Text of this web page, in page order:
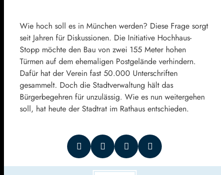
Wie hoch soll es in München werden? Diese Frage sorgt
seit Jahren für Diskussionen. Die Initiative Hochhaus-
Stopp möchte den Bau von zwei 155 Meter hohen
Türmen auf dem ehemaligen Postgelände verhindern.
Dafür hat der Verein fast 50.000 Unterschriften
gesammelt. Doch die Stadtverwaltung hält das
Bürgerbegehren für unzulässig. Wie es nun weitergehen
soll, hat heute der Stadtrat im Rathaus entschieden.